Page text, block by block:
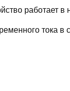
работает
тока в